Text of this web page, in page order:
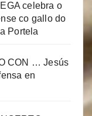
celebra o
co gallo do
Portela
CON … Jesús
en